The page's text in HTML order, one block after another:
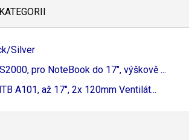
Silver
pro NoteBook do 17", výškově ...
A101, až 17", 2x 120mm Ventilát...